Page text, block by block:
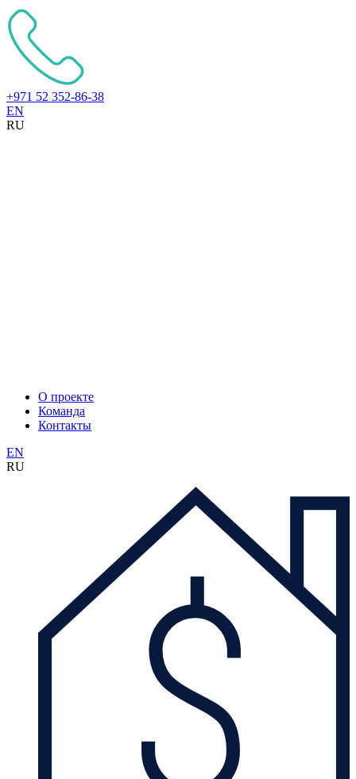
+971 52 352-86-38
EN
RU
О проекте
Команда
Контакты
EN
RU